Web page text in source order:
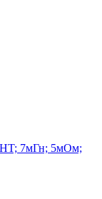
7мГн; 5мОм;